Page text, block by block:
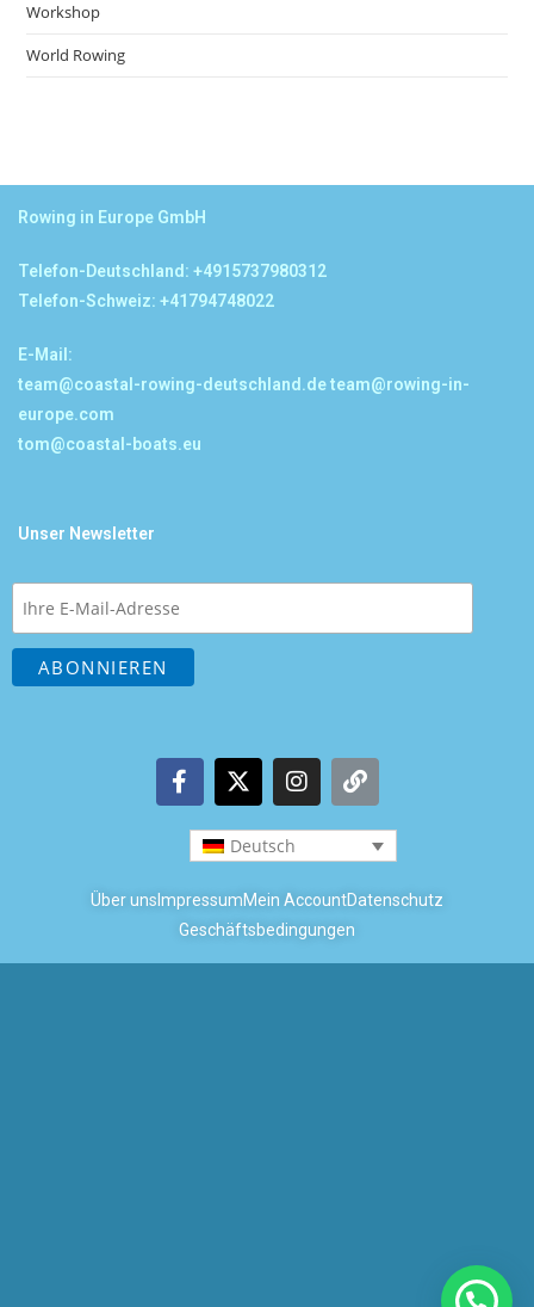
Workshop
World Rowing
Rowing in Europe GmbH
Telefon-Deutschland: +4915737980312
Telefon-Schweiz: +41794748022
E-Mail:
team@coastal-rowing-deutschland.deteam@rowing-in-
europe.com
tom@coastal-boats.eu
Unser Newsletter
Deutsch
Über uns ImpressumMein AccountDatenschutz
Geschäftsbedingungen